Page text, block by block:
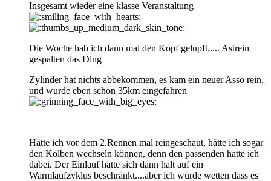
Insgesamt wieder eine klasse Veranstaltung
Die Woche hab ich dann mal den Kopf gelupft..... Astrein
gespalten das Ding
Zylinder hat nichts abbekommen, es kam ein neuer Asso rein,
und wurde eben schon 35km eingefahren
Hätte ich vor dem 2.Rennen mal reingeschaut, hätte ich sogar
den Kolben wechseln können, denn den passenden hatte ich
dabei. Der Einlauf hätte sich dann halt auf ein
Warmlaufzyklus beschränkt....aber ich würde wetten dass es